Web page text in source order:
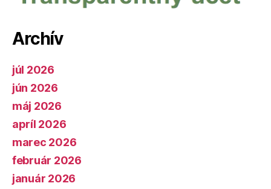
Archív
júl 2026
jún 2026
máj 2026
apríl 2026
marec 2026
február 2026
január 2026